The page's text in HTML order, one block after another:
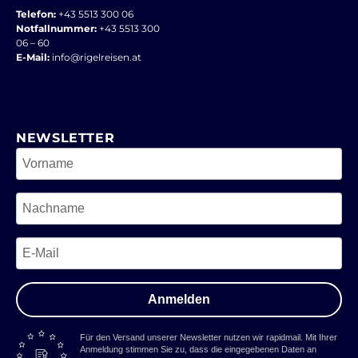
abwechslungsreiche Schwün
schnell einige
Telefon: +43 5513 300 06
Notfallnummer: +43 5513 300
06 – 60
E-Mail: info@rigelreisen.at
NEWSLETTER
Anmelden
Für den Versand unserer Newsletter nutzen wir rapidmail. Mit Ihrer
Anmeldung stimmen Sie zu, dass die eingegebenen Daten an